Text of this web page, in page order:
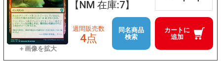
【NM 在庫:7】
カートに
追加
週間販売数
4点
同名商品
検索